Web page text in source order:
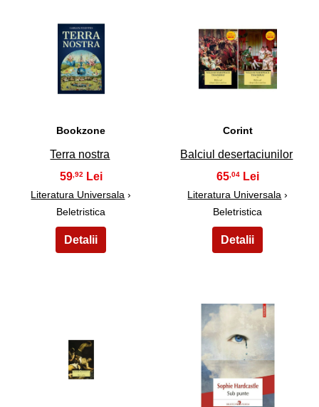
27
Bookzone
Terra nostra
59,92
Literatura Universala ›
Beletristica
28
Corint
Balciul desertaciunilor
65,04
Literatura Universala ›
Beletristica
29 30